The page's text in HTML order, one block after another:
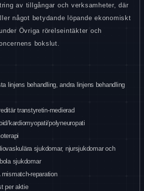
av tillgångar och verksamheter, där
något betydande löpande ekonomiskt
Övriga rörelseintäkter och
bokslut.
linjens behandling, andra linjens behandling
transtyretin-medierad
kardiomyopati/polyneuropati
sjukdomar, njursjukdomar och
sjukdomar
mismatch-reparation
per aktie